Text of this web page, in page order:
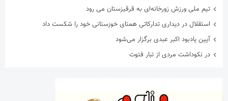
تیم ملی ورزش زورخانه‌ای به قرقیزستان می رود
استقلال در دیداری تدارکاتی همتای خوزستانی خود را شکست داد
آیین یادبود اکبر عبدی برگزار می‌شود
در نکوداشت مردی از تبار فتوت